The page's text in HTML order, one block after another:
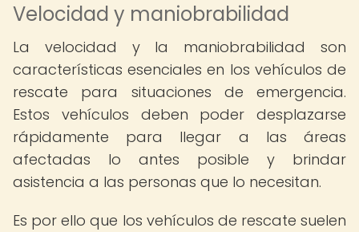
Velocidad y maniobrabilidad
La velocidad y la maniobrabilidad son
características esenciales en los vehículos de
rescate para situaciones de emergencia.
Estos vehículos deben poder desplazarse
rápidamente para llegar a las áreas
afectadas lo antes posible y brindar
asistencia a las personas que lo necesitan.
Es por ello que los vehículos de rescate suelen